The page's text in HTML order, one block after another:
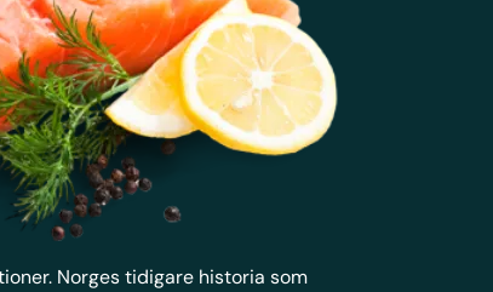
Norges tidigare historia som